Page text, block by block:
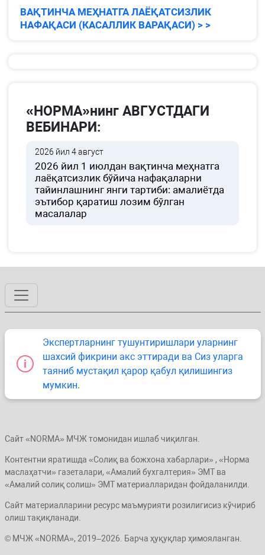
ВАҚТИНЧА МЕҲНАТГА ЛАЁҚАТСИЗЛИК
НАФАҚАСИ (КАСАЛЛИК ВАРАҚАСИ) > >
«НОРМА»нинг АВГУСТДАГИ
ВЕБИНАРИ:
2026 йил 4 август
2026 йил 1 июлдан вақтинча меҳнатга
лаёқатсизлик бўйича нафақаларни
тайинлашнинг янги тартиби: амалиётда
эътибор қаратиш лозим бўлган
масалалар
Экспертларнинг тушунтиришлари уларнинг
шахсий фикрини акс эттиради ва Сиз уларга
таяниб мустақил қарор қабул қилишингиз
мумкин.
Сайт «NORMA» МЧЖ томонидан ишлаб чиқилган.
Контентни яратишда «Солиқ ва божхона хабарлари» , «Норма
маслаҳатчи» газеталари, «Амалий бухгалтерия» ЭМТ ва
«Амалий солиқ солиш» ЭМТ материалларидан фойдаланилди.
Сайт материалларини ресурс маъмурияти розилигисиз кўчириб
олиш тақиқланади.
© МЧЖ «NORMA», 2019–2026. Барча ҳуқуқлар ҳимояланган.